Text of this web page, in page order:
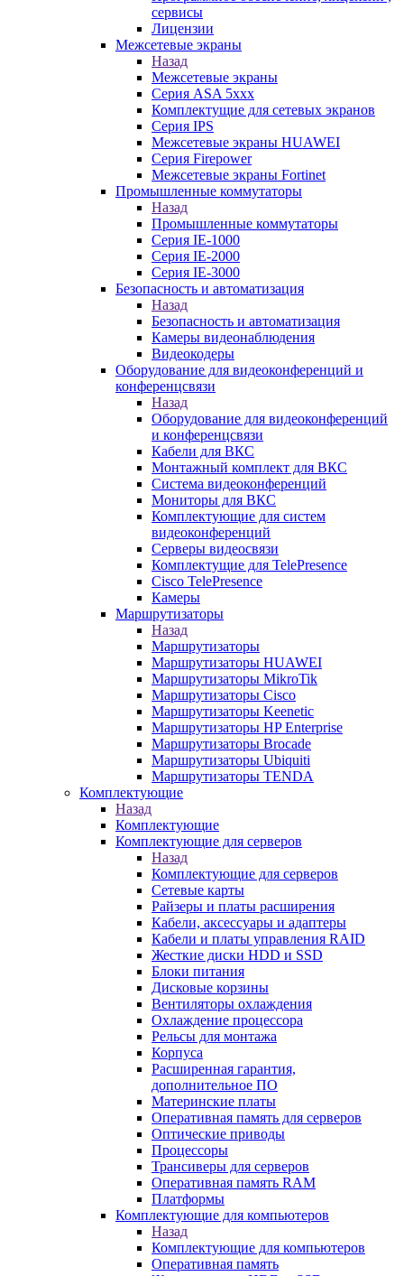
сервисы
Лицензии
Межсетевые экраны
Назад
Межсетевые экраны
Серия ASA 5xxx
Комплектущие для сетевых экранов
Серия IPS
Межсетевые экраны HUAWEI
Серия Firepower
Межсетевые экраны Fortinet
Промышленные коммутаторы
Назад
Промышленные коммутаторы
Серия IE-1000
Серия IE-2000
Серия IE-3000
Безопасность и автоматизация
Назад
Безопасность и автоматизация
Камеры видеонаблюдения
Видеокодеры
Оборудование для видеоконференций и
конференцсвязи
Назад
Оборудование для видеоконференций
и конференцсвязи
Кабели для ВКС
Монтажный комплект для ВКС
Система видеоконференций
Мониторы для ВКС
Комплектующие для систем
видеоконференций
Серверы видеосвязи
Комплектущие для TelePresence
Cisco TelePresence
Камеры
Маршрутизаторы
Назад
Маршрутизаторы
Маршрутизаторы HUAWEI
Маршрутизаторы MikroTik
Маршрутизаторы Cisco
Маршрутизаторы Keenetic
Маршрутизаторы HP Enterprise
Маршрутизаторы Brocade
Маршрутизаторы Ubiquiti
Маршрутизаторы TENDA
Комплектующие
Назад
Комплектующие
Комплектующие для серверов
Назад
Комплектующие для серверов
Сетевые карты
Райзеры и платы расширения
Кабели, аксессуары и адаптеры
Кабели и платы управления RAID
Жесткие диски HDD и SSD
Блоки питания
Дисковые корзины
Вентиляторы охлаждения
Охлаждение процессора
Рельсы для монтажа
Корпуса
Расширенная гарантия,
дополнительное ПО
Материнские платы
Оперативная память для серверов
Оптические приводы
Процессоры
Трансиверы для серверов
Оперативная память RAM
Платформы
Комплектующие для компьютеров
Назад
Комплектующие для компьютеров
Оперативная память